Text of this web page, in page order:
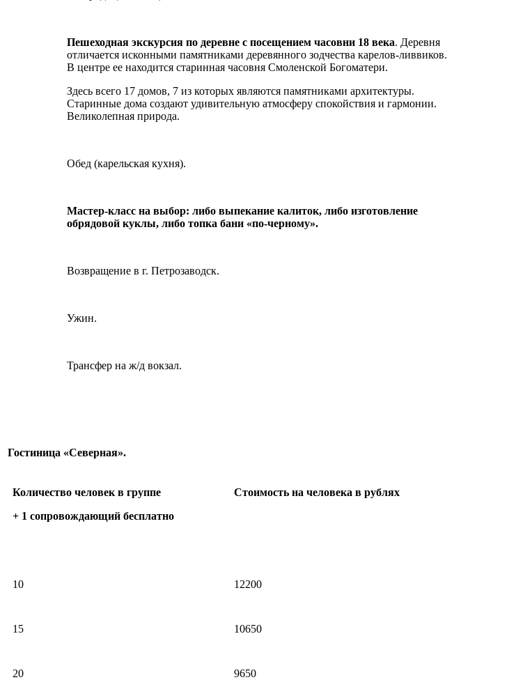
Пешеходная экскурсия по деревне с посещением часовни 18 века. Деревня
отличается исконными памятниками деревянного зодчества карелов-ливвиков.
В центре ее находится старинная часовня Смоленской Богоматери.
Здесь всего 17 домов, 7 из которых являются памятниками архитектуры.
Старинные дома создают удивительную атмосферу спокойствия и гармонии.
Великолепная природа.
Обед (карельская кухня).
Мастер-класс на выбор: либо выпекание калиток, либо изготовление
обрядовой куклы, либо топка бани «по-черному».
Возвращение в г. Петрозаводск.
Ужин.
Трансфер на ж/д вокзал.
Гостиница «Северная».
Количество человек в группе
+ 1 сопровождающий бесплатно
Стоимость на человека в рублях
10 12200
15 10650
20 9650